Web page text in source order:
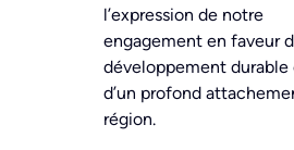
l’expression de notre
engagement en faveur
développement durable
d’un profond
région.